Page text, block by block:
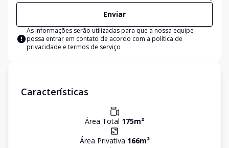
Enviar
As informações serão utilizadas para que a nossa equipe
possa entrar em contato de acordo com a política de
privacidade e termos de serviço
Características
Área Total 175m²
Área Privativa 166m²